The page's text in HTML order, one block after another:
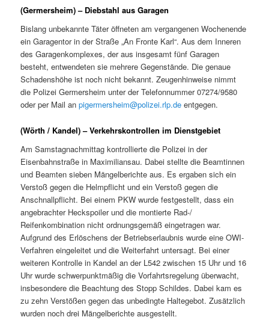
(Germersheim) – Diebstahl aus Garagen
Bislang unbekannte Täter öffneten am vergangenen Wochenende
ein Garagentor in der Straße „An Fronte Karl“. Aus dem Inneren
des Garagenkomplexes, der aus insgesamt fünf Garagen
besteht, entwendeten sie mehrere Gegenstände. Die genaue
Schadenshöhe ist noch nicht bekannt. Zeugenhinweise nimmt
die Polizei Germersheim unter der Telefonnummer 07274/9580
oder per Mail anpigermersheim@polizei.rlp.de entgegen.
(Wörth / Kandel) – Verkehrskontrollen im Dienstgebiet
Am Samstagnachmittag kontrollierte die Polizei in der
Eisenbahnstraße in Maximiliansau. Dabei stellte die Beamtinnen
und Beamten sieben Mängelberichte aus. Es ergaben sich ein
Verstoß gegen die Helmpflicht und ein Verstoß gegen die
Anschnallpflicht. Bei einem PKW wurde festgestellt, dass ein
angebrachter Heckspoiler und die montierte Rad-/
Reifenkombination nicht ordnungsgemäß eingetragen war.
Aufgrund des Erlöschens der Betriebserlaubnis wurde eine OWI-
Verfahren eingeleitet und die Weiterfahrt untersagt. Bei einer
weiteren Kontrolle in Kandel an der L542 zwischen 15 Uhr und 16
Uhr wurde schwerpunktmäßig die Vorfahrtsregelung überwacht,
insbesondere die Beachtung des Stopp Schildes. Dabei kam es
zu zehn Verstößen gegen das unbedingte Haltegebot. Zusätzlich
wurden noch drei Mängelberichte ausgestellt.